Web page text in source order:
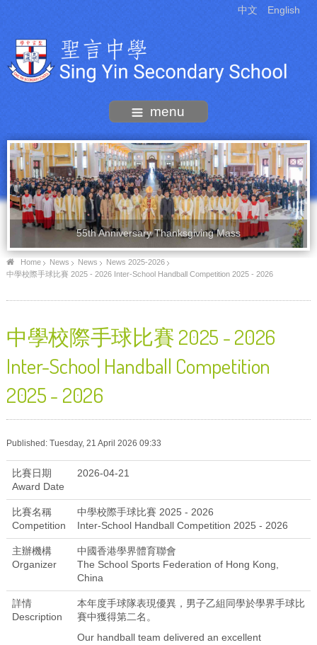
中文 English
menu
55th Anniversary Thanksgiving Mass
Home News News
News 2025-2026
中學校際手球比賽 2025 - 2026 Inter-School Handball Competition 2025 - 2026
中學校際手球比賽 2025 - 2026
Inter-School Handball Competition
2025 - 2026
Published: Tuesday, 21 April 2026 09:33
比賽日期
Award Date
2026-04-21
比賽名稱
Competition
中學校際手球比賽 2025 - 2026
Inter-School Handball Competition 2025 - 2026
主辦機構
Organizer
中國香港學界體育聯會
The School Sports Federation of Hong Kong,
China
詳情
Description
本年度手球隊表現優異，男子乙組同學於學界手球比
賽中獲得第二名。
Our handball team delivered an excellent